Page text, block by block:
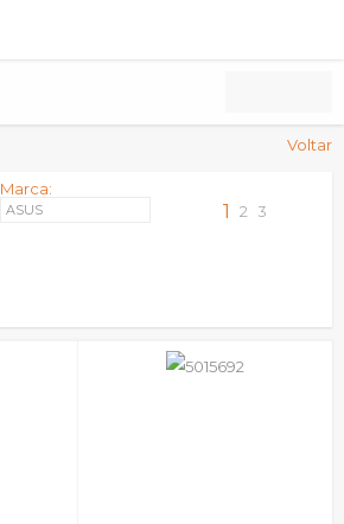
Voltar
Marca:
ASUS 1 2 3